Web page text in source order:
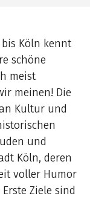
bis Köln kennt
schöne
meist
meinen! Die
Kultur und
und
Köln, deren
voller Humor
Ziele sind